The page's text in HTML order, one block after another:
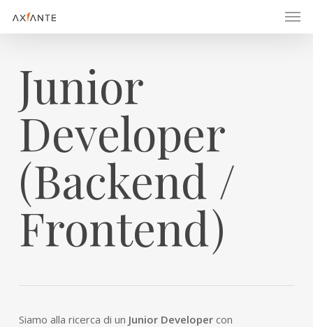
Junior
Developer
(Backend /
Frontend)
Siamo alla ricerca di un Junior Developercon